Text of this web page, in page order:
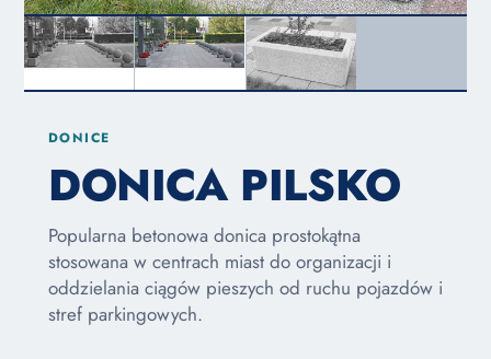
DONICE
DONICA PILSKO
Popularna betonowa donica prostokątna
stosowana w centrach miast do organizacji i
oddzielania ciągów pieszych od ruchu pojazdów i
stref parkingowych.